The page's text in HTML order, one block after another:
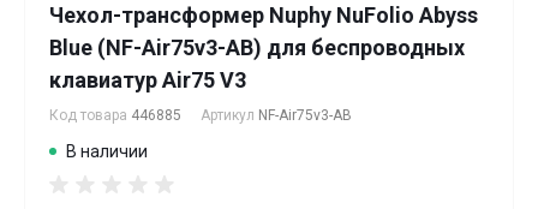
Чехол-трансформер Nuphy NuFolio Abyss
Blue (NF-Air75v3-AB) для беспроводных
клавиатур Air75 V3
Код товара 446885 Артикул NF-Air75v3-AB
В наличии